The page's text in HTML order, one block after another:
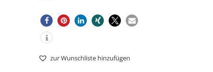
zur Wunschliste hinzufügen